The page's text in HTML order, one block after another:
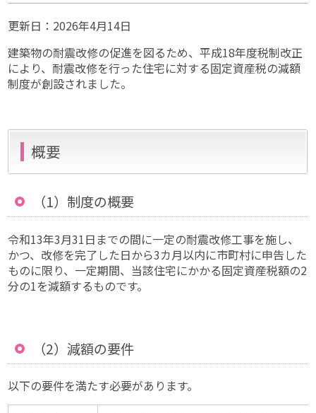
更新日： 2026年4月14日
建築物の耐震改修の促進を図るため、平成18年度税制改正
により、耐震改修を行った住宅に対する固定資産税の減額
制度が創設されました。
概要
（1）制度の概要
令和13年3月31日までの間に一定の耐震改修工事を施し、
かつ、改修を完了した日から3カ月以内に市町村に申告した
ものに限り、一定期間、当該住宅にかかる固定資産税額の2
分の1を減額するものです。
（2）減額の要件
以下の要件を満たす必要があります。